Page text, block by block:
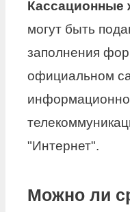
Кассационные
могут быть
заполнения
официальном
"Интернет".
Можно ли